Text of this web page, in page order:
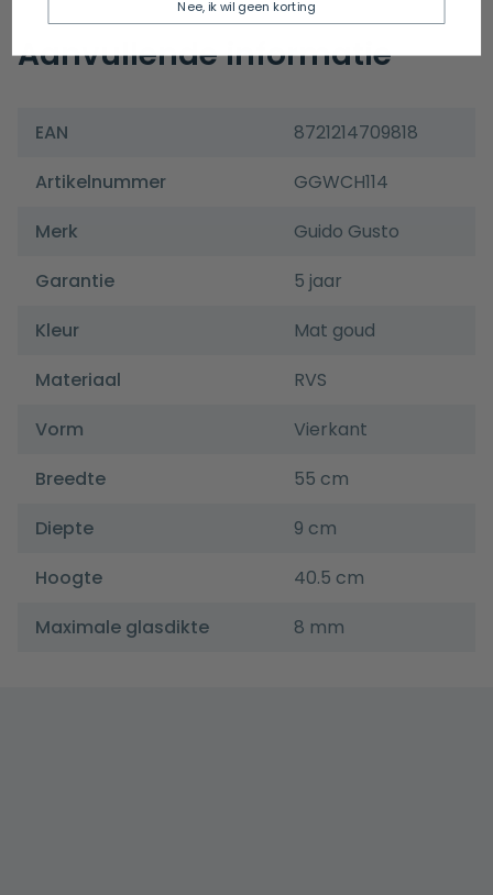
Aanvullende informatie
EAN
8721214709818
Artikelnummer
GGWCH114
Merk
Guido Gusto
Garantie
5 jaar
Kleur
Mat goud
Materiaal
RVS
Vorm
Vierkant
Breedte
55 cm
Diepte
9 cm
Hoogte
40.5 cm
Maximale glasdikte
8 mm
Nee, ik wil geen korting